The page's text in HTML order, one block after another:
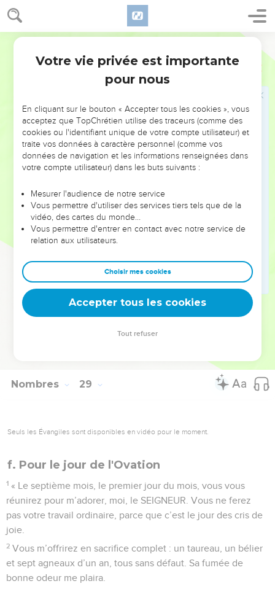
Nombres 28
e. Pour la fête de la Pentecôte
vous m’apporterez une offrande de céréales de la nouvelle
récolte. Ce jour-là, vous vous réunirez pour m’adorer, moi, le
Vous m’offrirez en sacrifice complet : deux taureaux, un
bélier et sept agneaux d’un an. Sa fumée de bonne odeur
me plaira.
Avec chaque animal, vous offrirez de la farine mélangée
avec de l’huile : neuf kilos pour chaque taureau, six kilos
pour le bélier,
trois kilos pour chaque agneau.
Vous offrirez aussi un bouc pour qu’on fasse sur vous le
geste de pardon pour vos péchés.
On ajoutera tous ces sacrifices au sacrifice complet de
chaque jour et à l’offrande faite avec lui. Vous présenterez
des animaux sans défaut, avec l’offrande de vin faite avec
eux. »
© Société biblique française – Bibli’O, 2000, avec autorisation. Pour vous procurer
Nombres 29
Seuls les Évangiles sont disponibles en vidéo pour le moment.
f. Pour le jour de l'Ovation
1 « Le septième mois, le premier jour du mois, vous vous
réunirez pour m’adorer, moi, le SEIGNEUR. Vous ne ferez
pas votre travail ordinaire, parce que c’est le jour des cris de
joie.
2 Vous m’offrirez en sacrifice complet : un taureau, un bélier
et sept agneaux d’un an, tous sans défaut. Sa fumée de
bonne odeur me plaira.
Votre vie privée est importante
pour nous
En cliquant sur le bouton « Accepter tous les cookies », vous
acceptez que TopChrétien utilise des traceurs (comme des
cookies ou l'identifiant unique de votre compte utilisateur) et
traite vos données à caractère personnel (comme vos
données de navigation et les informations renseignées dans
votre compte utilisateur) dans les buts suivants :
Mesurer l'audience de notre service
Vous permettre d'utiliser des services tiers tels que de la
vidéo, des cartes du monde…
Vous permettre d'entrer en contact avec notre service de
relation aux utilisateurs.
Choisir mes cookies
Accepter tous les cookies
Tout refuser